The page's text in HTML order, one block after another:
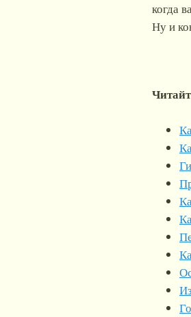
когда
Ну и